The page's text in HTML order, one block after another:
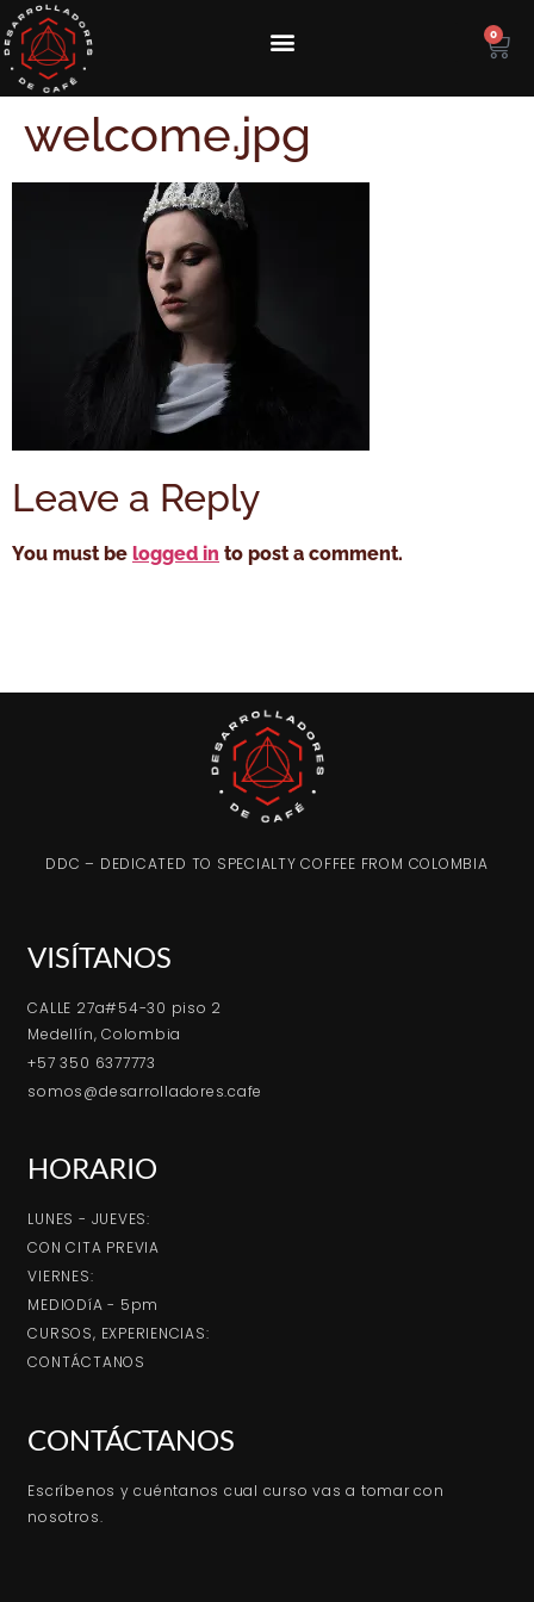
0
welcome.jpg
Leave a Reply
You must be logged in to post a comment.
DDC – DEDICATED TO SPECIALTY COFFEE FROM COLOMBIA
VISÍTANOS
CALLE 27a#54-30 piso 2
Medellín, Colombia
+57 350 6377773
somos@desarrolladores.cafe
HORARIO
LUNES - JUEVES:
CON CITA PREVIA
VIERNES:
MEDIODíA - 5pm
CURSOS, EXPERIENCIAS:
CONTÁCTANOS
CONTÁCTANOS
Escríbenos y cuéntanos cual curso vas a tomar con
nosotros.